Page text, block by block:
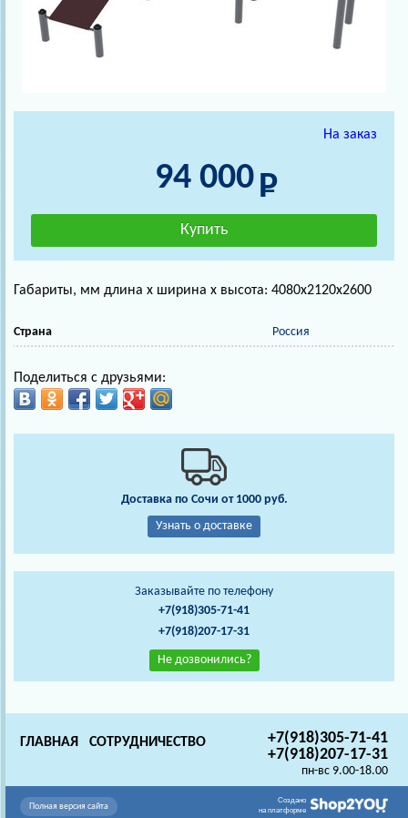
На заказ
94 000
Габариты, мм длина х ширина х высота: 4080х2120х2600
Страна Россия
Поделиться с друзьями:
Доставка по Сочи от 1000 руб.
Узнать о доставке
Заказывайте по телефону
+7(918)305-71-41
+7(918)207-17-31
Не дозвонились?
+7(918)305-71-41
+7(918)207-17-31
пн-вс 9.00-18.00
ГЛАВНАЯ СОТРУДНИЧЕСТВО
Создано
на платформе
Полная версия сайта